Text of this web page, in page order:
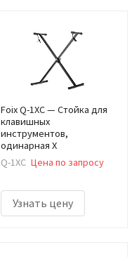
Foix Q-1XC — Стойка для
клавишных
инструментов,
одинарная X
Q-1XC Цена по запросу
Узнать цену